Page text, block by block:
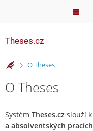
Theses.cz
>
O Theses
O Theses
Systém Theses.cz slouží k
a absolventských pracích